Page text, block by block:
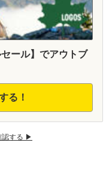
ール】でアウトブ
る！
認する ▶︎